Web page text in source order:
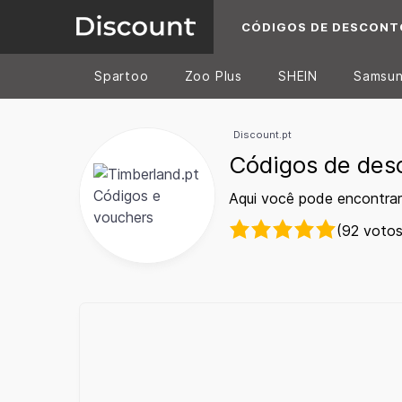
CÓDIGOS DE
Spartoo Zoo Plus SHEIN
Discount.pt
Códigos de
Aqui você pode
(92